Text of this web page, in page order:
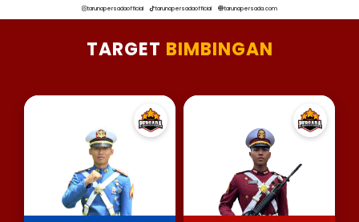
tarunapersadaofficial tarunapersadaofficial tarunapersada.com
TARGET BIMBINGAN